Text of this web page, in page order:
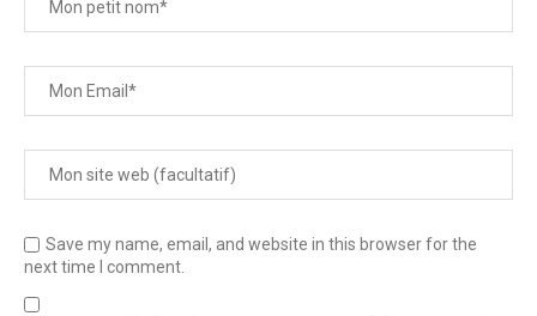
Save my name, email, and website in this browser for the
next time I comment.